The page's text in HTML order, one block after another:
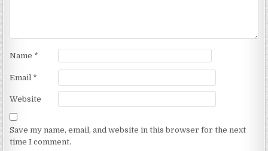
Name *
Email *
Website
Save my name, email, and website in this browser for the next
time I comment.